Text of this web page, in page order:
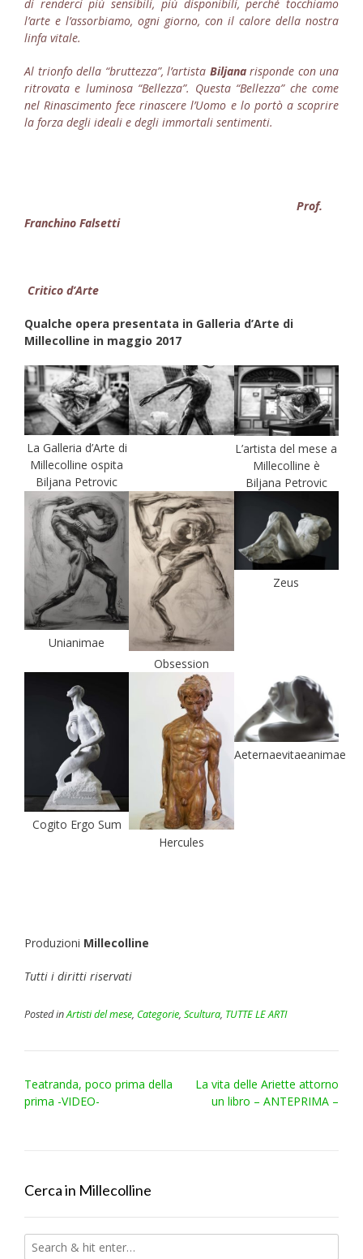
di renderci più sensibili, più disponibili, perché tocchiamo
l’arte e l’assorbiamo, ogni giorno, con il calore della nostra
linfa vitale.
Al trionfo della “bruttezza”, l’artista Biljanarisponde con una
ritrovata e luminosa “Bellezza”. Questa “Bellezza” che come
nel Rinascimento fece rinascere l’Uomo e lo portò a scoprire
la forza degli ideali e degli immortali sentimenti.
Prof.
Franchino Falsetti
Critico d’Arte
Qualche opera presentata in Galleria d’Arte di
Millecolline in maggio 2017
La Galleria d’Arte di
Millecolline ospita
Biljana Petrovic
L’artista del mese a
Millecolline è
Biljana Petrovic
Unianimae
Obsession
Zeus
Cogito Ergo Sum
Hercules
Aeternaevitaeanimae
Produzioni Millecolline
Tutti i diritti riservati
Posted inArtisti del mese, Categorie, Scultura, TUTTE LE ARTI
Post
navigation
Teatranda, poco prima della
prima -VIDEO-
La vita delle Ariette attorno
un libro – ANTEPRIMA –
Cerca in Millecolline